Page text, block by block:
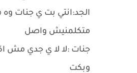
الجد:انتي بت ي جنات
متكلمنيش واصل
جنات :لا لا ي جدي مش
وبكت